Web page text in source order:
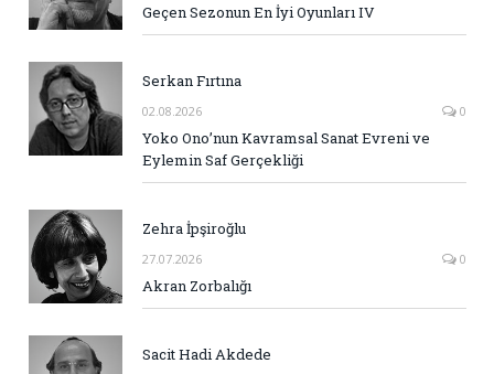
Geçen Sezonun En İyi Oyunları IV
Serkan Fırtına
02.08.2026 0
Yoko Ono’nun Kavramsal Sanat Evreni ve
Eylemin Saf Gerçekliği
Zehra İpşiroğlu
27.07.2026 0
Akran Zorbalığı
Sacit Hadi Akdede